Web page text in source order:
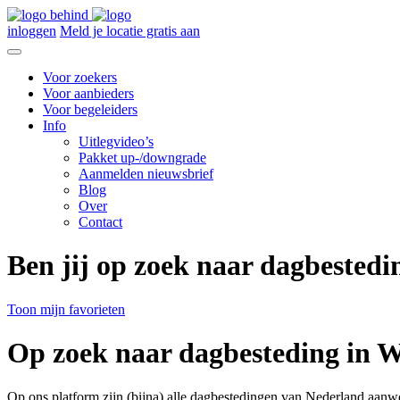
inloggen Meld je locatie gratis aan
Voor zoekers
Voor aanbieders
Voor begeleiders
Info
Uitlegvideo’s
Pakket up-/downgrade
Aanmelden nieuwsbrief
Blog
Over
Contact
Ben jij op zoek naar
Toon mijn favorieten
Op zoek naar dagbesteding in
Op ons platform zijn (bijna) alle dagbestedingen van Nederland